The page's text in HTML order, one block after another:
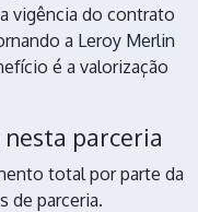
vigência do contrato
a Leroy Merlin
é a valorização
parceria
total por parte da
de parceria.